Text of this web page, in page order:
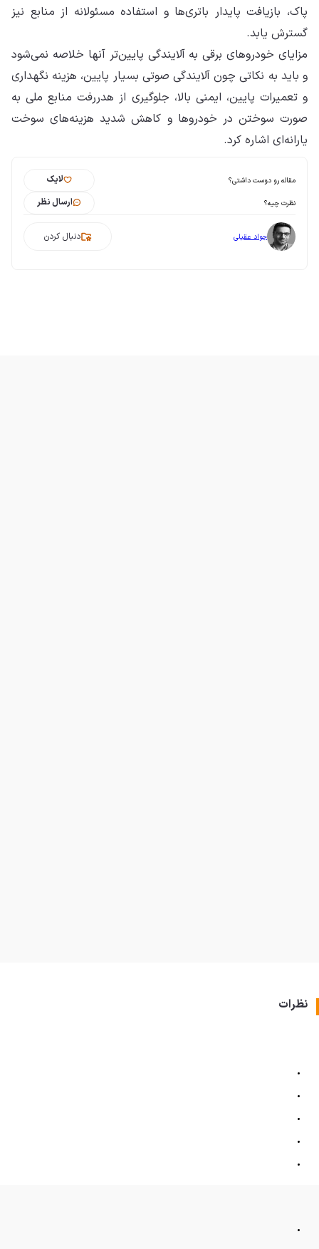
پاک، بازیافت پایدار باتری‌ها و استفاده مسئولانه از منابع نیز
گسترش یابد.
مزایای خودروهای برقی به آلایندگی پایین‌تر آنها خلاصه نمی‌شود
و باید به نکاتی چون آلایندگی صوتی بسیار پایین، هزینه نگهداری
و تعمیرات پایین، ایمنی بالا، جلوگیری از هدررفت منابع ملی به
صورت سوختن در خودروها و کاهش شدید هزینه‌های سوخت
یارانه‌ای اشاره کرد.
مقاله رو دوست داشتی؟ لایک
نظرت چیه؟ ارسال نظر
جواد عقیلی دنبال کردن
نظرات